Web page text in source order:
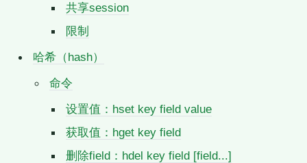
共享session
限制
哈希（hash）
命令
设置值：hset key field value
获取值：hget key field
删除field：hdel key field [field...]